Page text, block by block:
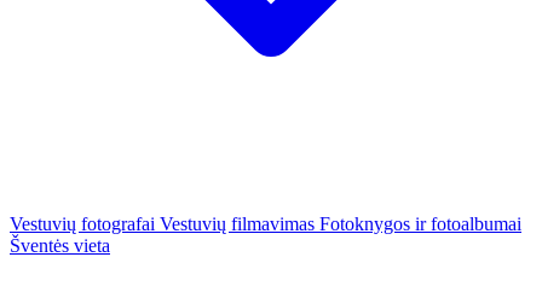
Vestuvių fotografai Vestuvių filmavimas Fotoknygos ir fotoalbumai
Šventės vieta